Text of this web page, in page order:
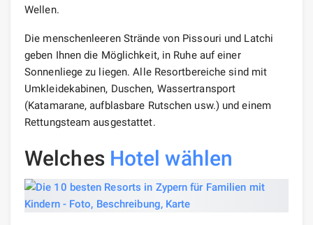
Wellen.
Die menschenleeren Strände von Pissouri und Latchi
geben Ihnen die Möglichkeit, in Ruhe auf einer
Sonnenliege zu liegen. Alle Resortbereiche sind mit
Umkleidekabinen, Duschen, Wassertransport
(Katamarane, aufblasbare Rutschen usw.) und einem
Rettungsteam ausgestattet.
Welches Hotel wählen